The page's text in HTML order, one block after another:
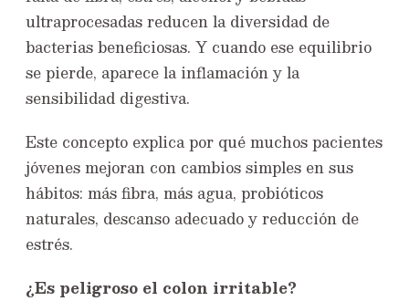
ultraprocesadas reducen la diversidad de
bacterias beneficiosas. Y cuando ese equilibrio
se pierde, aparece la inflamación y la
sensibilidad digestiva.
Este concepto explica por qué muchos pacientes
jóvenes mejoran con cambios simples en sus
hábitos: más fibra, más agua, probióticos
naturales, descanso adecuado y reducción de
estrés.
¿Es peligroso el colon irritable?